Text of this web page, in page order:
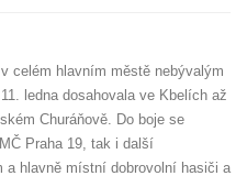
celém hlavním městě nebývalým
ledna dosahovala ve Kbelích až
Churáňově. Do boje se
Praha 19, tak i další
a hlavně místní dobrovolní hasiči a